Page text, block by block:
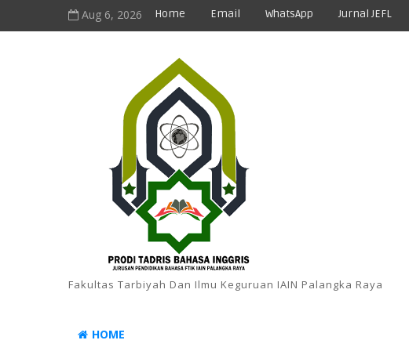
Aug 6, 2026 Home Email WhatsApp Jurnal JEFL
Fakultas Tarbiyah Dan Ilmu Keguruan IAIN Palangka Raya
HOME